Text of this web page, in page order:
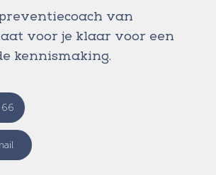
van
voor je klaar voor een
kennismaking.
66